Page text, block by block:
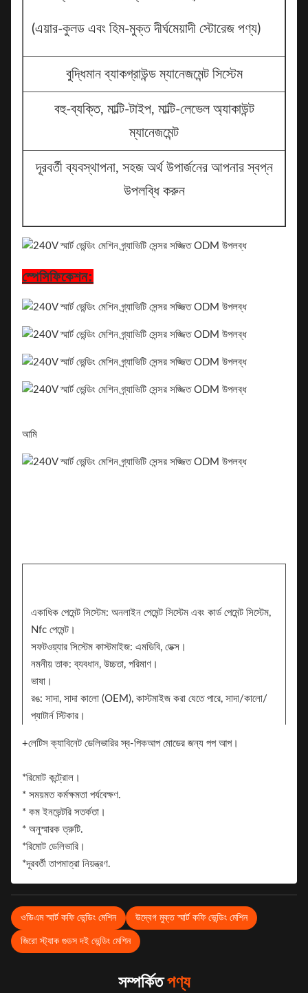
(এয়ার-কুলড এবং হিম-মুক্ত দীর্ঘমেয়াদী স্টোরেজ পণ্য)
বুদ্ধিমান ব্যাকগ্রাউন্ড ম্যানেজমেন্ট সিস্টেম
বহু-ব্যক্তি, মাল্টি-টাইপ, মাল্টি-লেভেল অ্যাকাউন্ট
ম্যানেজমেন্ট
দূরবর্তী ব্যবস্থাপনা, সহজ অর্থ উপার্জনের আপনার স্বপ্ন
উপলব্ধি করুন
স্পেসিফিকেশন:
আমি
একাধিক পেমেন্ট সিস্টেম: অনলাইন পেমেন্ট সিস্টেম এবং কার্ড পেমেন্ট সিস্টেম,
Nfc পেমেন্ট।
সফটওয়্যার সিস্টেম কাস্টমাইজ: এমডিবি, ডেক্স।
নমনীয় তাক: ব্যবধান, উচ্চতা, পরিমাণ।
ভাষা।
রঙ: সাদা, সাদা কালো (OEM), কাস্টমাইজ করা যেতে পারে, সাদা/কালো/
প্যাটার্ন স্টিকার।
+লেটিস ক্যাবিনেট ডেলিভারির স্ব-পিকআপ মোডের জন্য পপ আপ।
*রিমোট কন্ট্রোল।
* সময়মত কর্মক্ষমতা পর্যবেক্ষণ.
* কম ইনভেন্টরি সতর্কতা।
* অনুস্মারক ত্রুটি.
*রিমোট ডেলিভারি।
*দূরবর্তী তাপমাত্রা নিয়ন্ত্রণ.
ওডিএম স্মার্ট কফি ভেন্ডিং মেশিন উদ্বেগ মুক্ত স্মার্ট কফি ভেন্ডিং মেশিন
জিরো স্ট্যাক গুডস দই ভেন্ডিং মেশিন
সম্পর্কিতপণ্য